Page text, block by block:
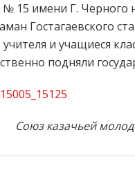
15 имени Г. Черного
Гостагаевского
и учащиеся
подняли
Союз казачьей